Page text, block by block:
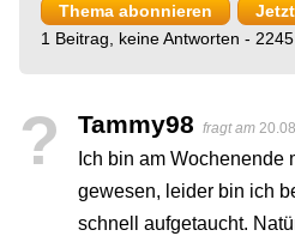
Thema abonnieren
1 Beitrag, keine Antworten -
? Tammy98 fragt am
Ich bin am Wochenende
gewesen, leider bin ich
schnell aufgetaucht.